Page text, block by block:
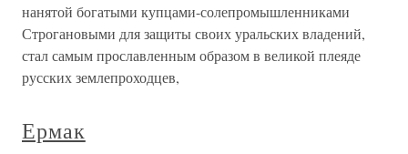
нанятой богатыми купцами-солепромышленниками
Строгановыми для защиты своих уральских владений,
стал самым прославленным образом в великой плеяде
русских землепроходцев,
Ермак